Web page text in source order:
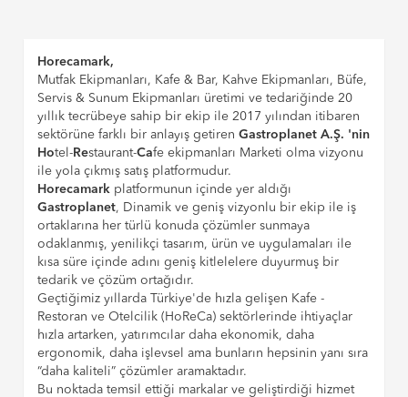
Horecamark,
Mutfak Ekipmanları, Kafe & Bar, Kahve Ekipmanları, Büfe,
Servis & Sunum Ekipmanları üretimi ve tedariğinde 20
yıllık tecrübeye sahip bir ekip ile 2017 yılından itibaren
sektörüne farklı bir anlayış getirenGastroplanet A.Ş. 'nin
Hotel-Restaurant-Cafe ekipmanları Marketi olma vizyonu
ile yola çıkmış satış platformudur.
Horecamark platformunun içinde yer aldığı
Gastroplanet, Dinamik ve geniş vizyonlu bir ekip ile iş
ortaklarına her türlü konuda çözümler sunmaya
odaklanmış, yenilikçi tasarım, ürün ve uygulamaları ile
kısa süre içinde adını geniş kitlelelere duyurmuş bir
tedarik ve çözüm ortağıdır.
Geçtiğimiz yıllarda Türkiye'de hızla gelişen Kafe -
Restoran ve Otelcilik (HoReCa) sektörlerinde ihtiyaçlar
hızla artarken, yatırımcılar daha ekonomik, daha
ergonomik, daha işlevsel ama bunların hepsinin yanı sıra
“daha kaliteli” çözümler aramaktadır.
Bu noktada temsil ettiği markalar ve geliştirdiği hizmet